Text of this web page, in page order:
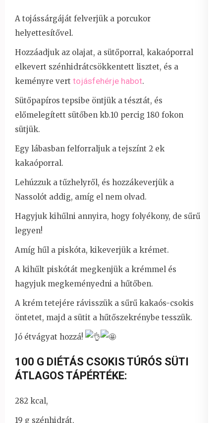
A tojássárgáját felverjük a porcukor
helyettesítővel.
Hozzáadjuk az olajat, a sütőporral, kakaóporral
elkevert szénhidrátcsökkentett lisztet, és a
keményre vert tojásfehérje habot.
Sütőpapíros tepsibe öntjük a tésztát, és
előmelegített sütőben kb.10 percig 180 fokon
sütjük.
Egy lábasban felforraljuk a tejszínt 2 ek
kakaóporral.
Lehúzzuk a tűzhelyről, és hozzákeverjük a
Nassolót addig, amíg el nem olvad.
Hagyjuk kihűlni annyira, hogy folyékony, de sűrű
legyen!
Amíg hűl a piskóta, kikeverjük a krémet.
A kihűlt piskótát megkenjük a krémmel és
hagyjuk megkeményedni a hűtőben.
A krém tetejére rávisszük a sűrű kakaós-csokis
öntetet, majd a sütit a hűtőszekrénybe tesszük.
Jó étvágyat hozzá!
100 G DIÉTÁS CSOKIS TÚRÓS SÜTI
ÁTLAGOS TÁPÉRTÉKE:
282 kcal,
19 g szénhidrát,